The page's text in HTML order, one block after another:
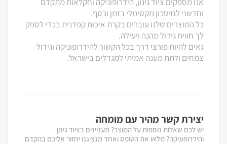
וחדשני לחיסכון מקסימלי בזמן וכסף.
כל המוצרים שלנו עוברים בקרת איכות קפדנית בכדי לספק
לך חווית גידול מהנה ויעילה.
גאים להיות פורצי דרך בכל הקשור להידרופוניקה וגידול
צמחים ולתת מענה אמיתי למגדלים בישראל.
יצירת קשר מהיר עם מומחה
יש לכם שאלות נוספות על המוצר? מעניינים בציוד גינון
והידרופוניקה? מלאו את הטופס ואחד מנציגנו יחזור אליכם בהקדם